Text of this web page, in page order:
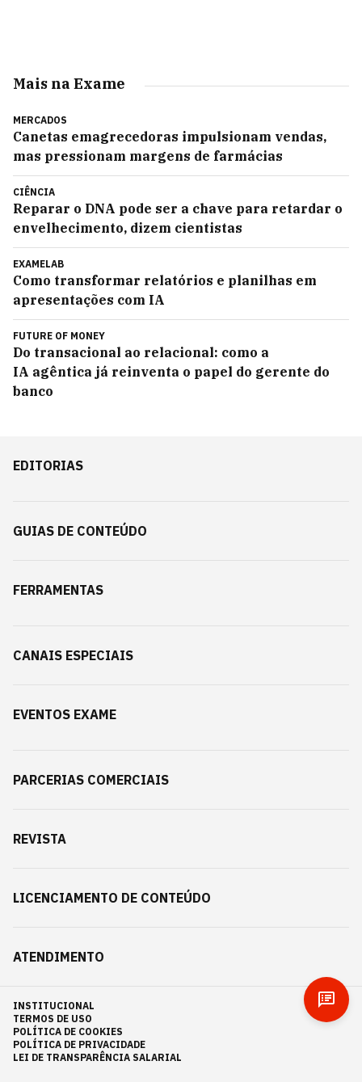
Mais na Exame
MERCADOS
Canetas emagrecedoras impulsionam vendas,
mas pressionam margens de farmácias
CIÊNCIA
Reparar o DNA pode ser a chave para retardar o
envelhecimento, dizem cientistas
EXAMELAB
Como transformar relatórios e planilhas em
apresentações com IA
FUTURE OF MONEY
Do transacional ao relacional: como a
IA agêntica já reinventa o papel do gerente do
banco
EDITORIAS
GUIAS DE CONTEÚDO
FERRAMENTAS
CANAIS ESPECIAIS
EVENTOS EXAME
PARCERIAS COMERCIAIS
REVISTA
LICENCIAMENTO DE CONTEÚDO
ATENDIMENTO
INSTITUCIONAL
TERMOS DE USO
POLÍTICA DE COOKIES
POLÍTICA DE PRIVACIDADE
LEI DE TRANSPARÊNCIA SALARIAL